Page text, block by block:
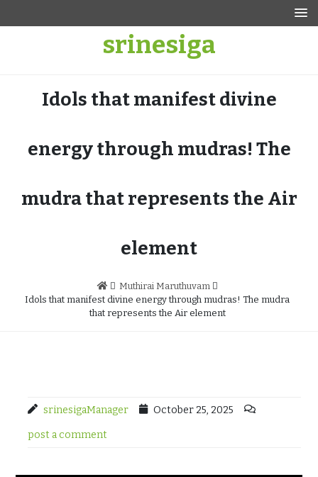
srinesiga
Idols that manifest divine
energy through mudras! The
mudra that represents the Air
element
Muthirai Maruthuvam
Idols that manifest divine energy through mudras! The mudra
that represents the Air element
srinesigaManager October 25, 2025
post a comment